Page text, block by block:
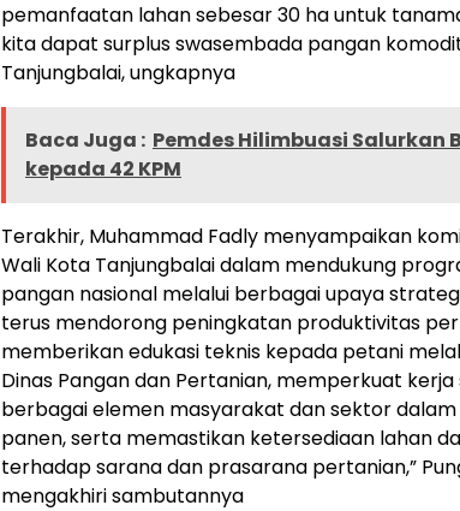
pemanfaatan lahan sebesar 30 ha untuk
kita dapat surplus swasembada pangan
Tanjungbalai, ungkapnya
Baca Juga : Pemdes Hilimbuasi Salurkan
kepada 42 KPM
Terakhir, Muhammad Fadly menyampaikan
Wali Kota Tanjungbalai dalam mendukung
pangan nasional melalui berbagai upaya
terus mendorong peningkatan produktivitas
memberikan edukasi teknis kepada petani
Dinas Pangan dan Pertanian, memperkuat
berbagai elemen masyarakat dan sektor
panen, serta memastikan ketersediaan lahan
terhadap sarana dan prasarana pertanian,”
mengakhiri sambutannya